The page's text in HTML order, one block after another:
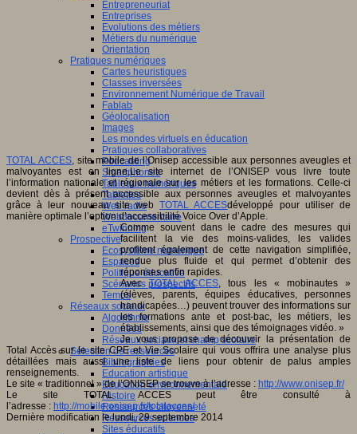
Entrepreneuriat
Entreprises
Evolutions des métiers
Métiers du numérique
Orientation
Pratiques numériques
Cartes heuristiques
Classes inversées
Environnement Numérique de Travail
Fablab
Géolocalisation
Images
Les mondes virtuels en éducation
Pratiques collaboratives
Podcasting
Smartphones
Tableaux numériques
Tablettes
Web radio
Webdocumentaire
eTwinning
Prospective
Ecosystème numérique
Espaces
Politique éducative
Scénarios prospectifs
Temps
Réseaux sociaux
Algorithme
Données
Réseaux sociaux et champ scolaire
Sélection de ressources
Bibliographies
Education artistique
Education environnementale
Histoire
Ressources citoyenneté
Ressources sciences
Sites éducatifs
TOTAL ACCES, site mobile de l’Onisep accessible aux personnes aveugles et
malvoyantes est en ligne.Le site internet de l’ONISEP vous livre toute
l’information nationale et régionale sur les métiers et les formations. Celle-ci
devient dès à présent accessible aux personnes aveugles et malvoyantes
grâce à leur nouveau site webTOTAL ACCESdéveloppé pour utiliser de
manière optimale l’option d’accessibilité Voice Over d’Apple.
Comme souvent dans le cadre des mesures qui
facilitent la vie des moins-valides, les valides
profitent également de cette navigation simplifiée,
rendue plus fluide et qui permet d’obtenir des
réponses enfin rapides.
AvecTOTAL ACCES, tous les « mobinautes »
(élèves, parents, équipes éducatives, personnes
handicapées…) peuvent trouver des informations sur
les formations ante et post-bac, les métiers, les
établissements, ainsi que des témoignages vidéo. »
Je vous propose de découvrir la présentation de
Total Accès sur le site CPE et Vie Scolaire qui vous offrira une analyse plus
détaillées mais aussi une liste de liens pour obtenir de palus amples
renseignements.
Le site « traditionnel » de l’ONISEP se trouve à l’adresse : http://www.onisep.fr/
Le site TOTAL ACCES peut être consulté à
l’adresse : http://mobile.onisep.fr/totalacces/
Dernière modification le lundi, 29 septembre 2014